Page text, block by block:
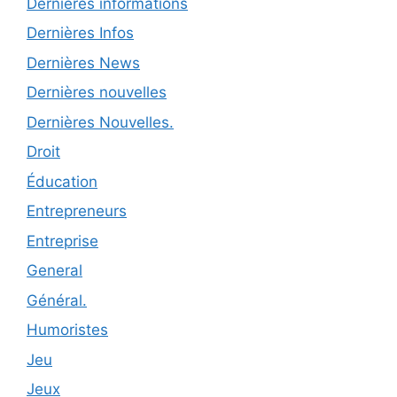
Dernières Infos
Dernières News
Dernières nouvelles
Dernières Nouvelles.
Droit
Éducation
Entrepreneurs
Entreprise
General
Général.
Humoristes
Jeu
Jeux